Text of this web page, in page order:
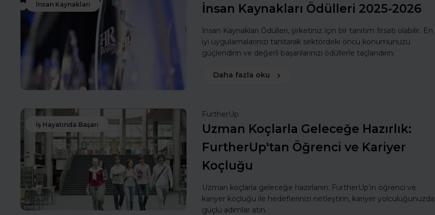
İnsan Kaynakları İnsan Kaynakları Ödülleri 2025-2026
İnsan Kaynakları Ödülleri, şirketiniz için bir tanıtım fırsatı olabilir. En
iyi uygulamalarınızı tanıtarak sektördeki öncü konumunuzu
güçlendirin ve değerli başarılarınızı ödüllerle taçlandırın.
Daha fazla oku
İş Hayatında Başarı
FurtherUp
Uzman Koçlarla Geleceğe Hazırlık:
FurtherUp'tan Öğrenci ve Kariyer
Koçluğu
Uzman koçlarla geleceğe hazırlanın. FurtherUp’ın öğrenci ve
kariyer koçluğu ile hedeflerinizi netleştirin, kariyer yolculuğunuzda
güçlü adımlar atın.